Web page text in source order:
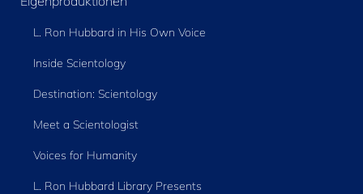
L. Ron Hubbard in His Own Voice
Inside Scientology
Destination: Scientology
Meet a Scientologist
Voices for Humanity
L. Ron Hubbard Library Presents